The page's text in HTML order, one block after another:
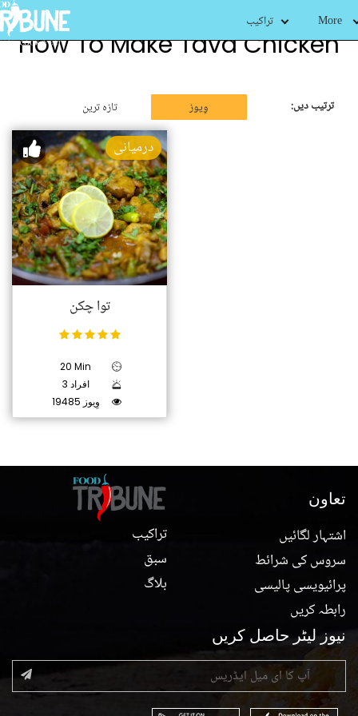
تراکیب More
How To Make Tava Chicken
ترتیب دیں: تازہ ترین وِیوز
درمیانی
توا چکن
20 Min
3 افراد
19485 وِیوز
تراکیب
سبق
بلاگ
تعاون
اشتہار لگائیں
سروس کی شرائط
پرائیویسی پالیسی
رابطہ کریں
نیوز لیٹر حاصل کریں